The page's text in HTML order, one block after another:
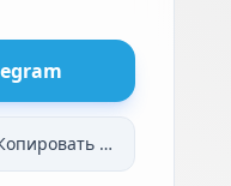
ссылку